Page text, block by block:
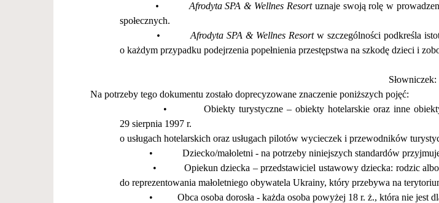
•
Afrodyta SPA & Wellnes Resortuznaje swojąrolęw
społecznych.
•
Afrodyta SPA & Wellnes Resortw szczególności podkreśla
o każdym przypadku podejrzenia popełnienia przestępstwa na szkodę dzieci i
Słowniczek:
Na potrzeby tego dokumentu zostało doprecyzowane znaczenie poniższych pojęć:
• Obiekty turystyczne– obiekty hotelarskie oraz inne
29 sierpnia 1997 r.
o usługach hotelarskich oraz usługach pilotów wycieczek i przewodników
• Dziecko/małoletni - na potrzeby niniejszych standardów
• Opiekun dziecka –przedstawiciel ustawowy dziecka: rodzic
do reprezentowania małoletniego obywatela Ukrainy, który przebywa na
• Obca osoba dorosła - każda osoba powyżej 18 r. ż., która nie jest